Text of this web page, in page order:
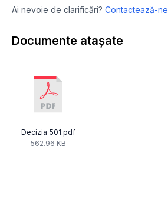
Ai nevoie de clarificări? Contactează-ne
Documente atașate
Decizia_501.pdf
562.96 KB